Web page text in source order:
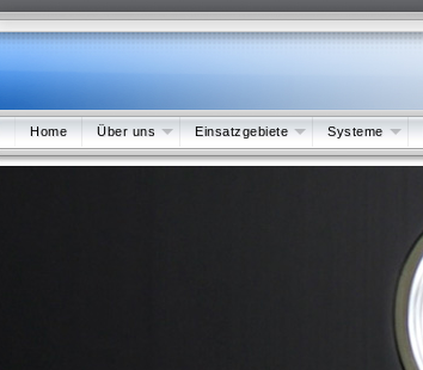
Home Über uns Einsatzgebiete Systeme